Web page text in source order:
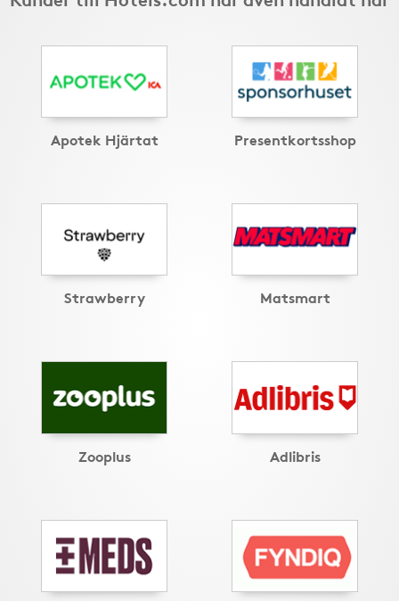
Apotek Hjärtat Presentkortsshop
Strawberry Matsmart
Zooplus Adlibris